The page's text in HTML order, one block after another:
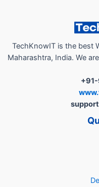
इलेक्शन
कॅम्पेनिंग
TechKnowIT is the best
Maharashtra, India. We